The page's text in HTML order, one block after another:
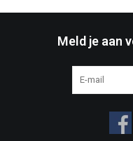
Meld je aan